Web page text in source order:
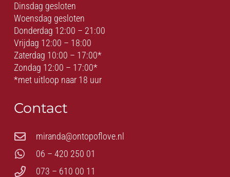
Dinsdag gesloten
Woensdag gesloten
Donderdag 12:00 – 21:00
Vrijdag 12:00 – 18:00
Zaterdag 10:00 – 17:00*
Zondag 12:00 – 17:00*
*met uitloop naar 18 uur
Contact
miranda@ontopoflove.nl
06 – 420 250 01
073 – 610 00 11